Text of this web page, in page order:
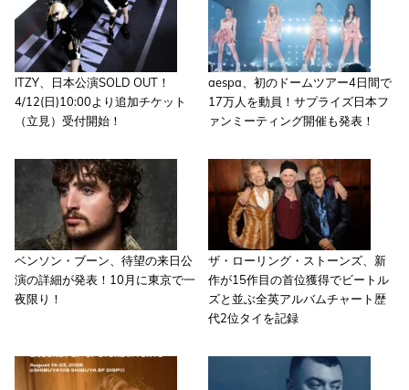
ITZY、日本公演SOLD OUT！
4/12(日)10:00より追加チケット
（立見）受付開始！
aespa、初のドームツアー4日間で
17万人を動員！サプライズ日本フ
ァンミーティング開催も発表！
ベンソン・ブーン、待望の来日公
演の詳細が発表！10月に東京で一
夜限り！
ザ・ローリング・ストーンズ、新
作が15作目の首位獲得でビートル
ズと並ぶ全英アルバムチャート歴
代2位タイを記録